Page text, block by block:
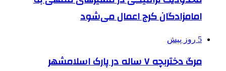
امامزادگان کرج اعمال می‌شود
5 روز پیش
مرگ دختربچه ۷ ساله در پارک اسلامشهر